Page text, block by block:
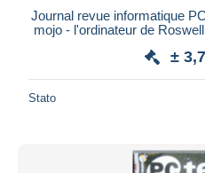
Journal revue informatique
mojo - l'ordinateur de
±
Stato